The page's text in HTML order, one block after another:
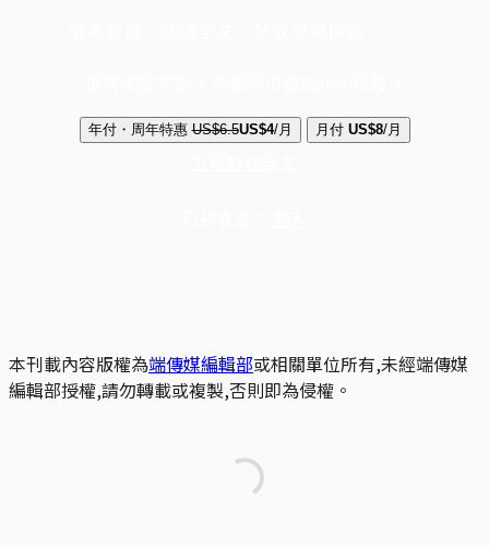
年付・周年特惠 US$6.5US$4/月 月付 US$8/月
本刊載內容版權為端傳媒編輯部或相關單位所有,未經端傳媒
編輯部授權,請勿轉載或複製,否則即為侵權。